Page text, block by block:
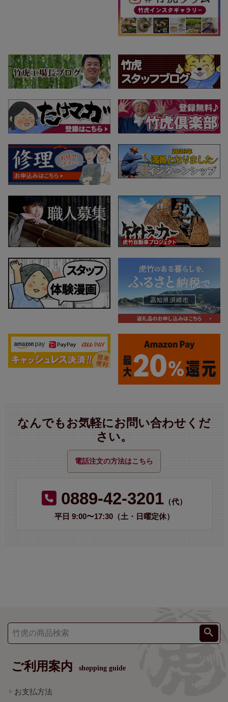
なんでもお気軽にお問い合わせくだ
さい。
電話注文の方法はこちら
0889-42-3201（代）
平日 9:00〜17:30（土・日曜定休）
ご利用案内 shopping guide
お支払方法